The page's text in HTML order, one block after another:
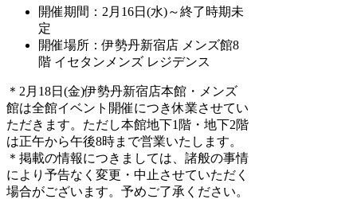
開催期間：2月16日(水)～終了時期未
定
開催場所：伊勢丹新宿店 メンズ館8
階 イセタンメンズ レジデンス
＊2月18日(金)伊勢丹新宿店本館・メンズ
館は全館イベント開催につき休業させてい
ただきます。ただし本館地下1階・地下2階
は正午から午後8時まで営業いたします。
＊掲載の情報につきましては、諸般の事情
により予告なく変更・中止させていただく
場合がございます。予めご了承ください。